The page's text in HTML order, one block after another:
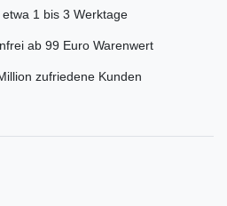
1 bis 3 Werktage
ab 99 Euro Warenwert
zufriedene Kunden